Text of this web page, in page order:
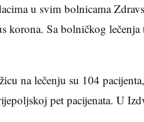
u svim bolnicama
korona. Sa bolničkog
na lečenju su 104
pet pacijenata. U